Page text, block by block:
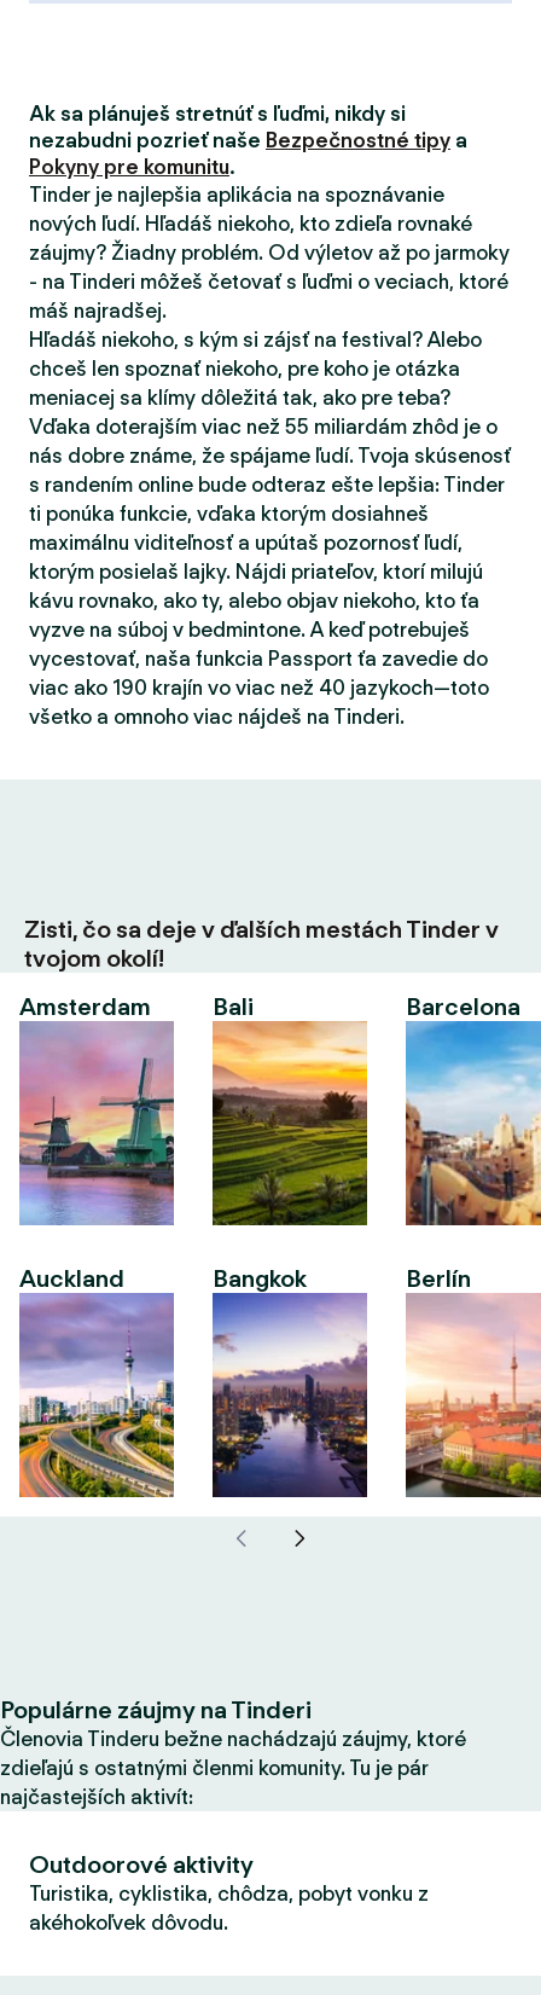
Ak sa plánuješ stretnúť s ľuďmi, nikdy si
nezabudni pozrieť naše Bezpečnostné tipy a
Pokyny pre komunitu.
Tinder je najlepšia aplikácia na spoznávanie
nových ľudí. Hľadáš niekoho, kto zdieľa rovnaké
záujmy? Žiadny problém. Od výletov až po jarmoky
- na Tinderi môžeš četovať s ľuďmi o veciach, ktoré
máš najradšej.
Hľadáš niekoho, s kým si zájsť na festival? Alebo
chceš len spoznať niekoho, pre koho je otázka
meniacej sa klímy dôležitá tak, ako pre teba?
Vďaka doterajším viac než 55 miliardám zhôd je o
nás dobre známe, že spájame ľudí. Tvoja skúsenosť
s randením online bude odteraz ešte lepšia: Tinder
ti ponúka funkcie, vďaka ktorým dosiahneš
maximálnu viditeľnosť a upútaš pozornosť ľudí,
ktorým posielaš lajky. Nájdi priateľov, ktorí milujú
kávu rovnako, ako ty, alebo objav niekoho, kto ťa
vyzve na súboj v bedmintone. A keď potrebuješ
vycestovať, naša funkcia Passport ťa zavedie do
viac ako 190 krajín vo viac než 40 jazykoch—toto
všetko a omnoho viac nájdeš na Tinderi.
Zisti, čo sa deje v ďalších mestách Tinder v
tvojom okolí!
Amsterdam
Auckland
Bali
Bangkok
Barcelona
Berlín
Populárne záujmy na Tinderi
Členovia Tinderu bežne nachádzajú záujmy, ktoré
zdieľajú s ostatnými členmi komunity. Tu je pár
najčastejších aktivít:
Outdoorové aktivity
Turistika, cyklistika, chôdza, pobyt vonku z
akéhokoľvek dôvodu.